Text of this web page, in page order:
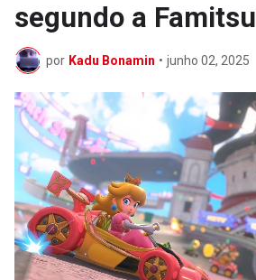
segundo a Famitsu
por Kadu Bonamin • junho 02, 2025